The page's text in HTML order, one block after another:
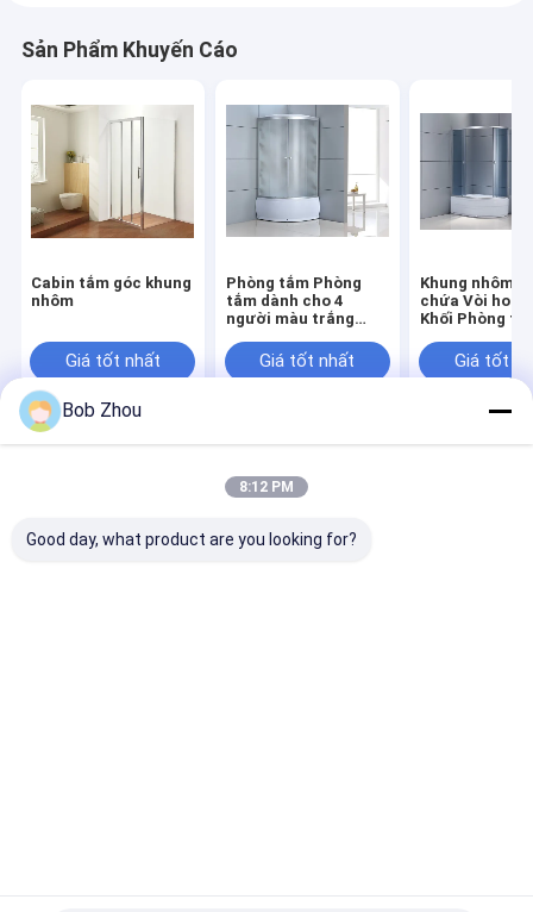
Sản Phẩm Khuyến Cáo
Cabin tắm góc khung
nhôm
Giá tốt nhất
Phòng tắm Phòng
tắm dành cho 4
người màu trắng
Giá tốt nhất
Khung nhôm
chứa Vòi hoa
Khối Phòng
1960mm
Giá tốt
Nhà
Về chúng
Liên hệ với chúng
Desktop
Sơ đồ trang web
Chính sách bảo mật
Hangzhou Aidele Sanitary Ware Co., Ltd.. All Rights Reserved.
Bob Zhou
8:12 PM
Good day, what product are you looking for?